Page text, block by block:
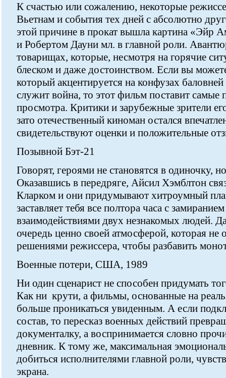
К счастью или сожалению, некоторые
Вьетнам и события тех дней с абсолютно
этой причине в прокат вышла картина «Эйр
и Робертом Дауни мл. в главной роли.
товарищах, которые, несмотря на горячие
блеском и даже достоинством. Если вы
который акцентируется на конфузах
служит война, то этот фильм поставит самые
просмотра. Критики и зарубежные зрители
зато отечественный киноман остался
свидетельствуют оценки и положительные
Позывной Бэт-21
Говорят, героями не становятся в одиночку,
Оказавшись в передряге, Айсил Хэмблтон
Кларком и они придумывают хитроумный
заставляет тебя все полтора часа с
взаимодействиями двух незнакомых людей.
очередь ценно своей атмосферой, которая не
решениями режиссера, чтобы разбавить
Военные потери, США, 1989
Ни один сценарист не способен придумать
Как ни крути, а фильмы, основанные на
больше проникаться увиденным. А если
состав, то пересказ военных действий
документалку, а воспринимается словно
дневник. К тому же, максимальная
добиться исполнителями главной роли,
экрана.